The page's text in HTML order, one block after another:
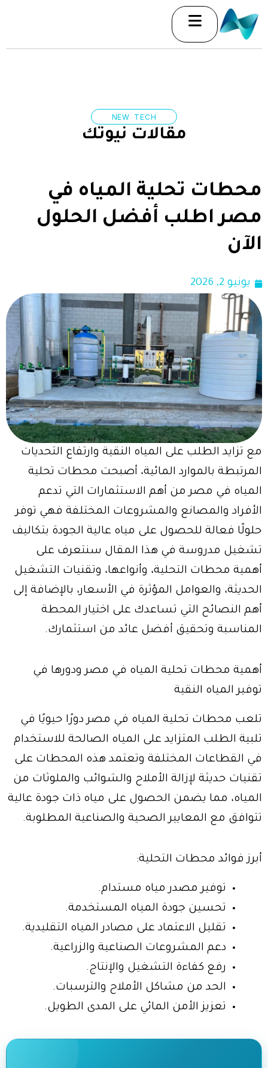
إلى
المحتوى
NEW TECH
مقالات نيوتك
محطات تحلية المياه في
مصر اطلب أفضل الحلول
الآن
يونيو 2, 2026
مع تزايد الطلب على المياه النقية وارتفاع التحديات
المرتبطة بالموارد المائية، أصبحت محطات تحلية
المياه في مصر من أهم الاستثمارات التي تدعم
الأفراد والمصانع والمشروعات المختلفة فهي توفر
حلولًا فعالة للحصول على مياه عالية الجودة بتكاليف
تشغيل مدروسة في هذا المقال سنتعرف على
أهمية محطات التحلية، وأنواعها، وتقنيات التشغيل
الحديثة، والعوامل المؤثرة في الأسعار، بالإضافة إلى
أهم النصائح التي تساعدك على اختيار المحطة
المناسبة وتحقيق أفضل عائد من استثمارك.
أهمية محطات تحلية المياه في مصر ودورها في
توفير المياه النقية
تلعب محطات تحلية المياه في مصر دورًا حيويًا في
تلبية الطلب المتزايد على المياه الصالحة للاستخدام
في القطاعات المختلفة وتعتمد هذه المحطات على
تقنيات حديثة لإزالة الأملاح والشوائب والملوثات من
المياه، مما يضمن الحصول على مياه ذات جودة عالية
تتوافق مع المعايير الصحية والصناعية المطلوبة.
أبرز فوائد محطات التحلية:
توفير مصدر مياه مستدام.
تحسين جودة المياه المستخدمة.
تقليل الاعتماد على مصادر المياه التقليدية.
دعم المشروعات الصناعية والزراعية.
رفع كفاءة التشغيل والإنتاج.
الحد من مشاكل الأملاح والترسبات.
تعزيز الأمن المائي على المدى الطويل.